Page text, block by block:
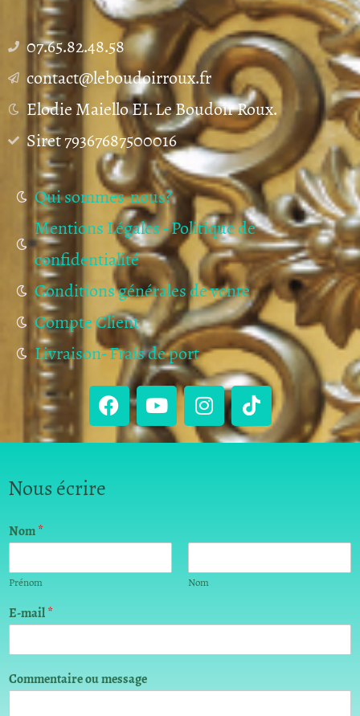
07.65.82.48.58
contact@leboudoirroux.fr
Elodie Maiello EI. Le Boudoir Roux.
Siret 79367687500016
Qui sommes-nous?
Mentions Légales - Politique de
confidentialité
Conditions générales de vente
Compte Client
Livraison- Frais de port
Nous écrire
Nom*
Prénom Nom
C
o
m
e
n
E-mail*
Commentaire ou message